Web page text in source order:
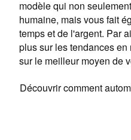
modèle qui non
humaine, mais vous fait
temps et de l'argent. Par
plus sur les tendances
sur le meilleur moyen de
Découvrir comment